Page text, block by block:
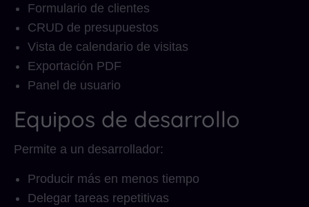
Formulario de clientes
CRUD de presupuestos
Vista de calendario de visitas
Exportación PDF
Panel de usuario
Equipos de desarrollo
Permite a un desarrollador:
Producir más en menos tiempo
Delegar tareas repetitivas